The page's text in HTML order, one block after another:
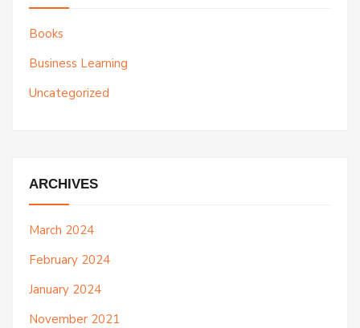
Books
Business Learning
Uncategorized
ARCHIVES
March 2024
February 2024
January 2024
November 2021